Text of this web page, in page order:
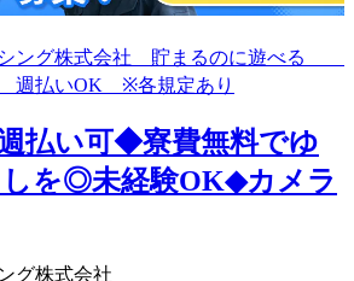
週払い可◆寮費無料でゆ
しを◎未経験OK◆カメラ
グ株式会社